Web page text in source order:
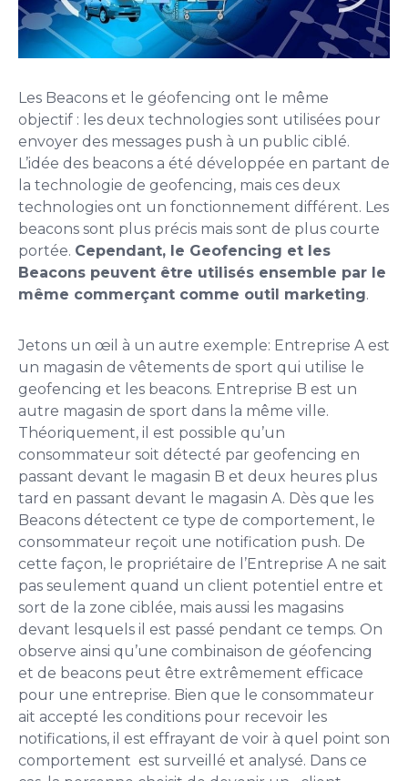
Les Beacons et le géofencing ont le même
objectif : les deux technologies sont utilisées pour
envoyer des messages push à un public ciblé.
L’idée des beacons a été développée en partant de
la technologie de geofencing, mais ces deux
technologies ont un fonctionnement différent. Les
beacons sont plus précis mais sont de plus courte
portée. Cependant, le Geofencing et les
Beacons peuvent être utilisés ensemble par le
même commerçant comme outil marketing.
Jetons un œil à un autre exemple: Entreprise A est
un magasin de vêtements de sport qui utilise le
geofencing et les beacons. Entreprise B est un
autre magasin de sport dans la même ville.
Théoriquement, il est possible qu’un
consommateur soit détecté par geofencing en
passant devant le magasin B et deux heures plus
tard en passant devant le magasin A. Dès que les
Beacons détectent ce type de comportement, le
consommateur reçoit une notification push. De
cette façon, le propriétaire de l’Entreprise A ne sait
pas seulement quand un client potentiel entre et
sort de la zone ciblée, mais aussi les magasins
devant lesquels il est passé pendant ce temps. On
observe ainsi qu’une combinaison de géofencing
et de beacons peut être extrêmement efficace
pour une entreprise. Bien que le consommateur
ait accepté les conditions pour recevoir les
notifications, il est effrayant de voir à quel point son
comportement est surveillé et analysé. Dans ce